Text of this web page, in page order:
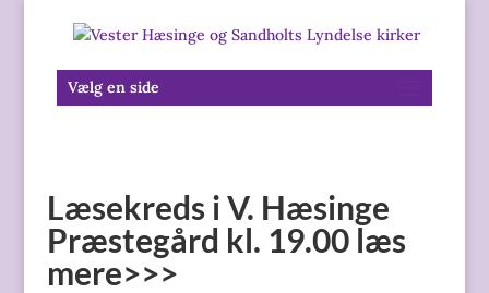
Vælg en side
Læsekreds i V. Hæsinge
Præstegård kl. 19.00 læs
mere>>>